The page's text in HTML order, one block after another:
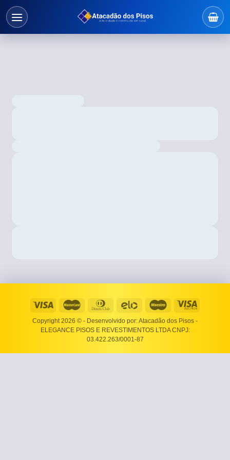
Copyright 2026 © - Desenvolvido por: Atacadão dos Pisos -
ELEGANCE PISOS E REVESTIMENTOS LTDA CNPJ:
03.422.263/0001-87